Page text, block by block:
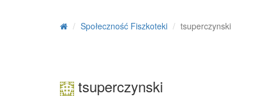
Społeczność Fiszkoteki tsuperczynski
tsuperczynski